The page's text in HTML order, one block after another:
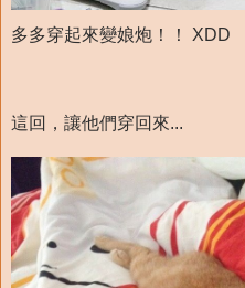
多多穿起來變娘炮！！ XDD
這回，讓他們穿回來...